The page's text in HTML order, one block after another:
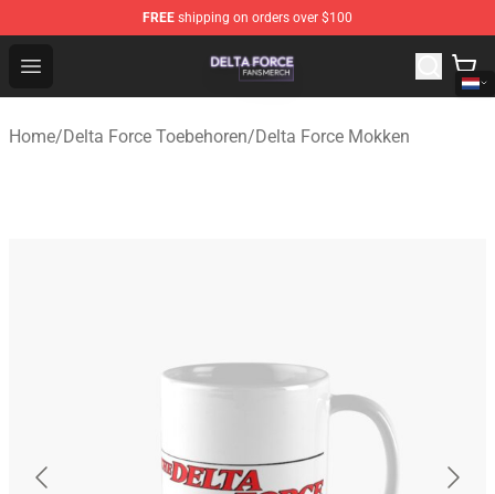
FREE shipping on orders over $100
Open menu
Delta Force Shop - Official Delta Force Merchandise
Home/Delta Force Toebehoren/Delta Force Mokken